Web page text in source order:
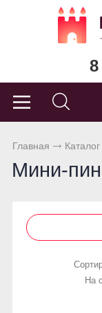
8
Главная
Мини-
На